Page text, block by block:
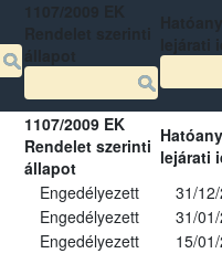
1107/2009 EK
Rendelet szerinti
állapot
lejárati
Engedélyezett
31/
Engedélyezett
31/
Engedélyezett
15/